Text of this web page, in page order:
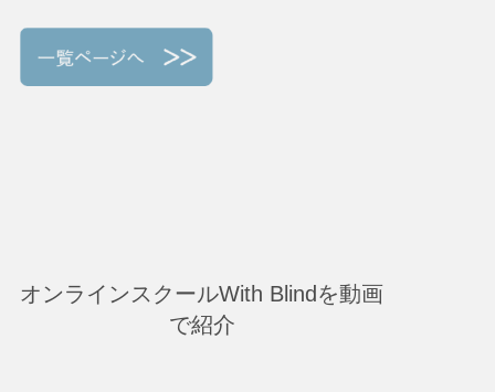
オンラインスクールWith Blindを動画
で紹介